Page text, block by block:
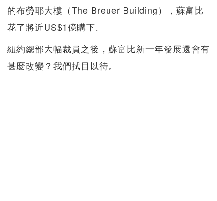
的布勞耶大樓（The Breuer Building），蘇富比
花了將近US$1億購下。
紐約總部大幅裁員之後，蘇富比新一年發展還會有
甚麼改變？我們拭目以待。